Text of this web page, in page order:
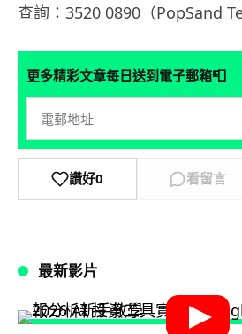
查詢：3520 0890（PopSand
更多精彩文章每日送到電子郵箱📮
讚好0 看留言
最新影片